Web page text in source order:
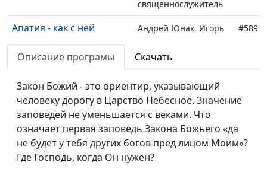
священнослужитель
Апатия - как с ней
бороться?
Андрей Юнак, Игорь
священнослужитель
#589
Верность Богу: как не
Андрей Юнак, Игорь
Кириченко,
священнослужитель
Христианство и
интернет: поведение
верующего
Андрей Юнак, Игорь
Кириченко,
священнослужитель
Описание програмы Скачать
Закон Божий - это ориентир, указывающий
человеку дорогу в Царство Небесное. Значение
заповедей не уменьшается с веками. Что
означает первая заповедь Закона Божьего «да
не будет у тебя других богов пред лицом Моим»?
Где Господь, когда Он нужен?